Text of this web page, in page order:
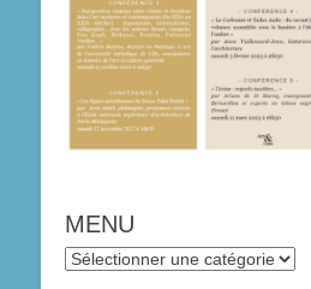
MENU
MENU